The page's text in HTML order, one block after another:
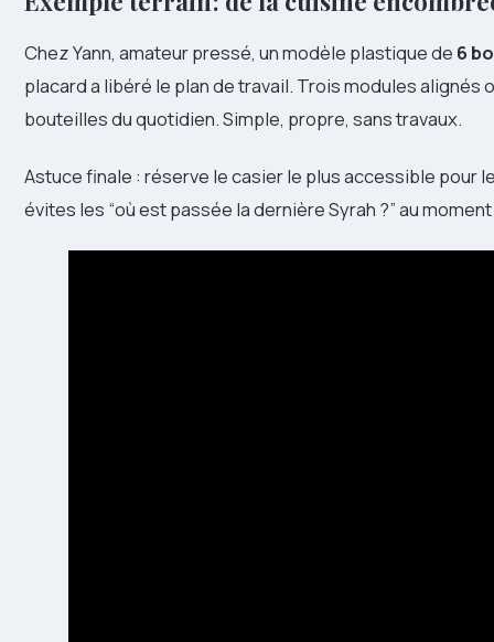
Chez Yann, amateur pressé, un modèle plastique de 6
placard a libéré le plan de travail. Trois modules
bouteilles du quotidien. Simple, propre, sans travaux.
Astuce finale : réserve le casier le plus accessible pour
évites les “où est passée la dernière Syrah ?” au